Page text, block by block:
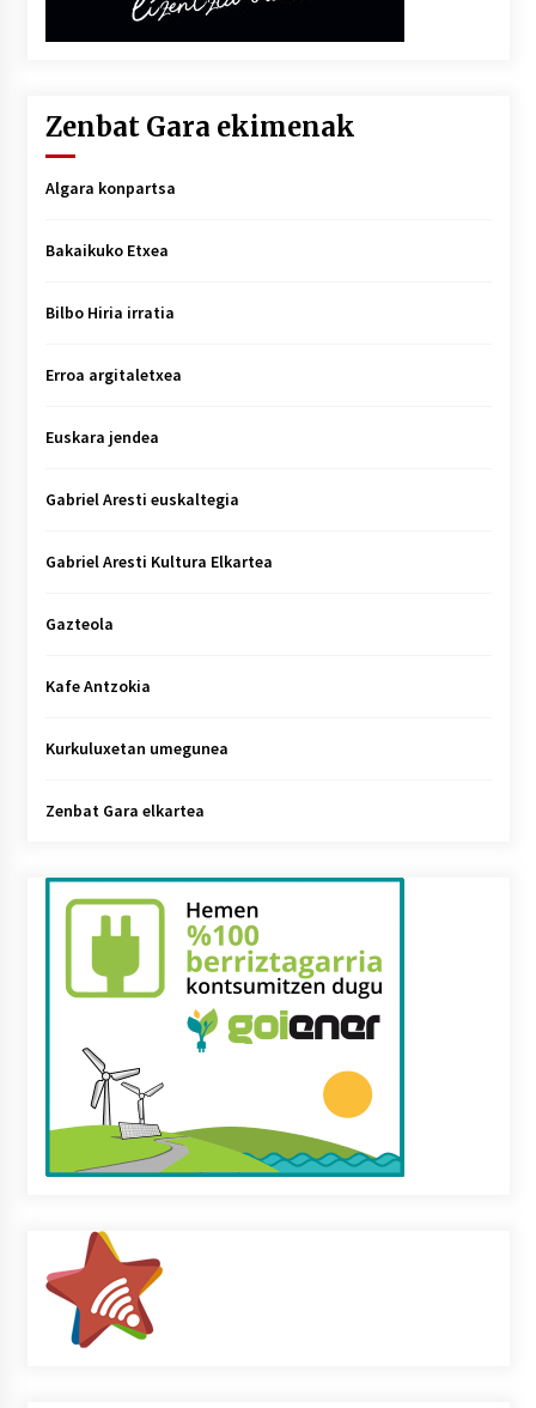
Zenbat Gara ekimenak
Algara konpartsa
Bakaikuko Etxea
Bilbo Hiria irratia
Erroa argitaletxea
Euskara jendea
Gabriel Aresti euskaltegia
Gabriel Aresti Kultura Elkartea
Gazteola
Kafe Antzokia
Kurkuluxetan umegunea
Zenbat Gara elkartea